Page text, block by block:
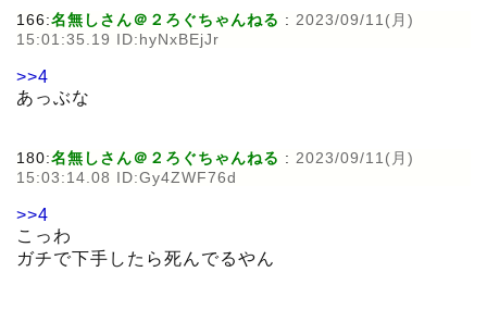
166:名無しさん＠２ろぐちゃんねる : 2023/09/11(月)
15:01:35.19 ID:hyNxBEjJr
>>4
あっぶな
180:名無しさん＠２ろぐちゃんねる : 2023/09/11(月)
15:03:14.08 ID:Gy4ZWF76d
>>4
こっわ
ガチで下手したら死んでるやん